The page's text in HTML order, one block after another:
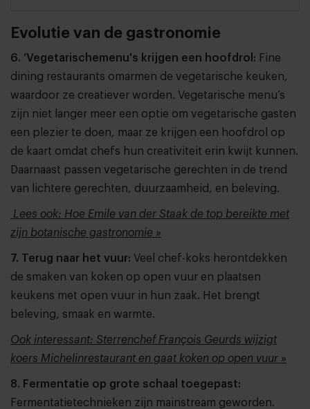
Evolutie van de gastronomie
6. ‘Vegetarischemenu's krijgen een hoofdrol: Fine
dining restaurants omarmen de vegetarische keuken,
waardoor ze creatiever worden. Vegetarische menu’s
zijn niet langer meer een optie om vegetarische gasten
een plezier te doen, maar ze krijgen een hoofdrol op
de kaart omdat chefs hun creativiteit erin kwijt kunnen.
Daarnaast passen vegetarische gerechten in de trend
van lichtere gerechten, duurzaamheid, en beleving.
Lees ook: Hoe Emile van der Staak de top bereikte met
zijn botanische gastronomie »
7. Terug naar het vuur: Veel chef-koks herontdekken
de smaken van koken op open vuur en plaatsen
keukens met open vuur in hun zaak. Het brengt
beleving, smaak en warmte.
Ook interessant: Sterrenchef François Geurds wijzigt
koers Michelinrestaurant en gaat koken op open vuur »
8. Fermentatie op grote schaal toegepast:
Fermentatietechnieken zijn mainstream geworden.